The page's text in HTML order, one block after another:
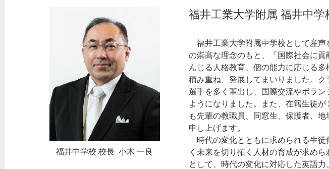
福井中学校 校長 小木 一良
福井工業大学附属 福井中学
福井工業大学附属中学校として産声
の崇高な理念のもと、「国際社会に
んじる人格教育、個の能力に応じる
積み重ね、発展してまいりました。
選手を多く輩出し、国際交流やボラ
ようになりました。また、在籍生徒
も先輩の教職員、同窓生、保護者、
申し上げます。
時代の変化とともに求められる生徒
く未来を切り拓く人材の育成が求め
として、時代の変化に対応した英語